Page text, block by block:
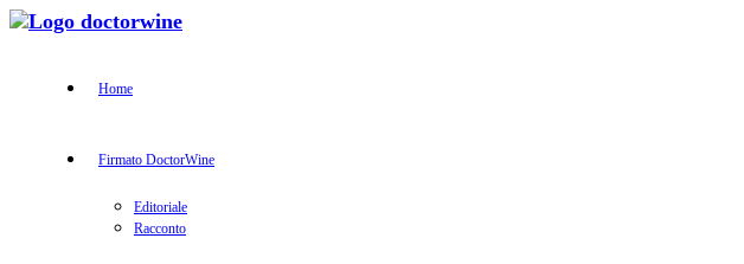
Home
Firmato DoctorWine
Editoriale
Racconto